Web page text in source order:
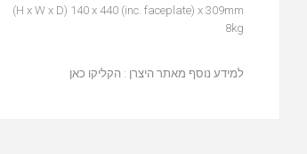
(H x W x D) 140 x 440 (inc. faceplate) x 309mm
8kg
למידע נוסף מאתר היצרן : הקליקו כאן